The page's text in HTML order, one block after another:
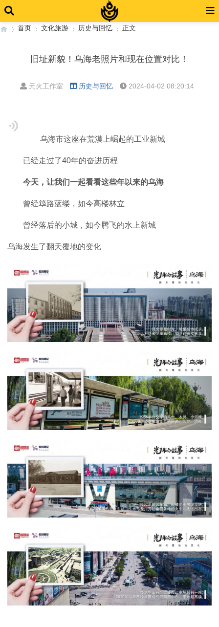
首页 文化旅游 历史与回忆 正文
旧址新貌！乌海老照片和现在位置对比！
元火工作室 历史与回忆 2024-04-02 08:20:14
乌海市这座在荒漠上崛起的工业新城
已经走过了40年的奋进历程
今天， 让我们一起看看这些年以来的乌海
曾经筚路蓝缕，如今高楼林立
曾经落后的小城，如今腾飞的水上新城
乌海发生了翻天覆地的变化